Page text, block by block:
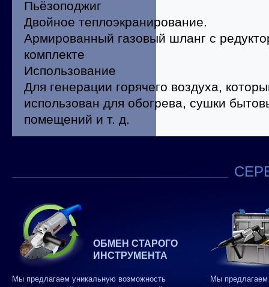
Пьёзоподжиг
Двойное теплоэкранирование.
Армированный газовый шланг с
комплекте
Использование
Для генерации горячего воздуха,
использован для обогрева, сушки
помещений и т. д.
ОБМЕН СТАРОГО
ИНСТРУМЕНТА
Мы предлагаем уникальную возможность
Мы